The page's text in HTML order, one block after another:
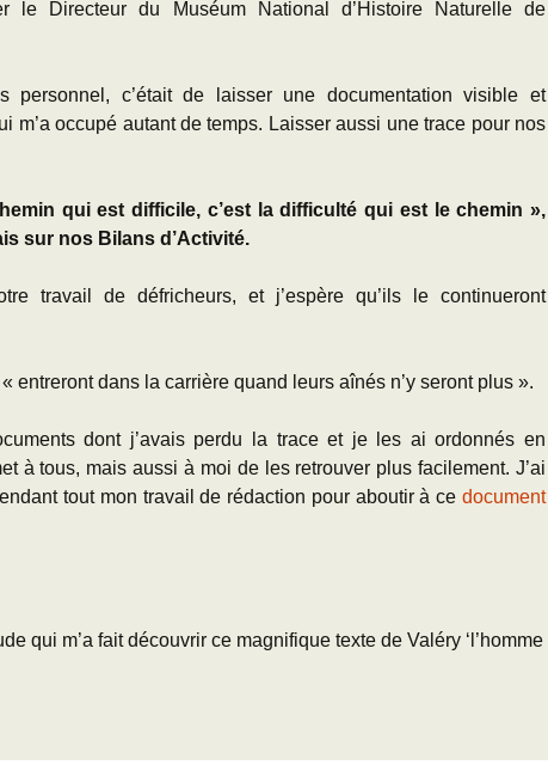
le Directeur du Muséum National d’Histoire Naturelle de
personnel, c’était de laisser une documentation visible et
m’a occupé autant de temps. Laisser aussi une trace pour nos
qui est difficile, c’est la difficulté qui est le chemin »,
sur nos Bilans d’Activité.
travail de défricheurs, et j’espère qu’ils le continueront
entreront dans la carrière quand leurs aînés n’y seront plus ».
dont j’avais perdu la trace et je les ai ordonnés en
à tous, mais aussi à moi de les retrouver plus facilement. J’ai
tout mon travail de rédaction pour aboutir à ce document
qui m’a fait découvrir ce magnifique texte de Valéry ‘l’homme